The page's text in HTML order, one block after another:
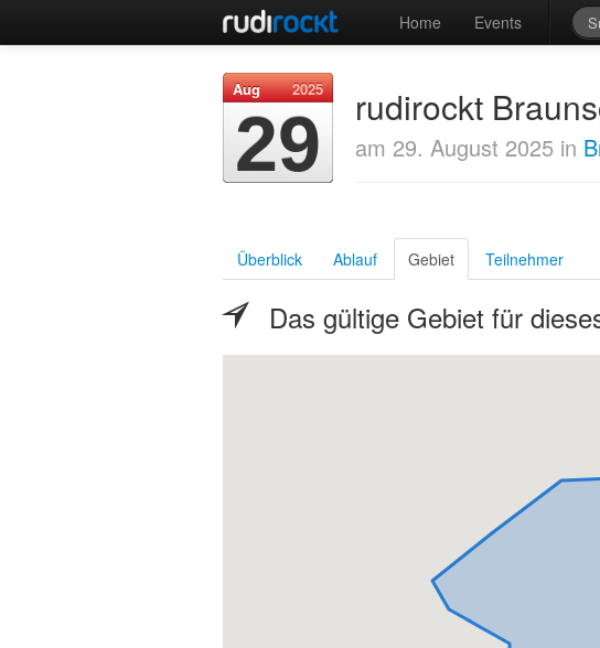
Home Events
2025
Aug
29 rudirockt
am 29. August 2025 in
Überblick Ablauf Gebiet Teilnehmer
Das gültige Gebiet für